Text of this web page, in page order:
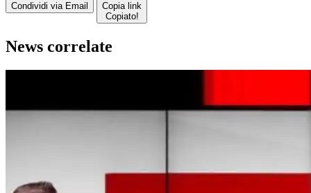
Condividi via Email
Copia link
Copiato!
News correlate